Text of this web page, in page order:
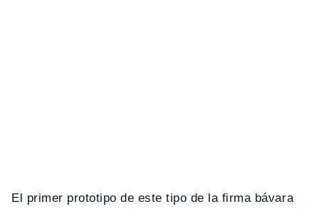
El primer prototipo de este tipo de la firma bávara